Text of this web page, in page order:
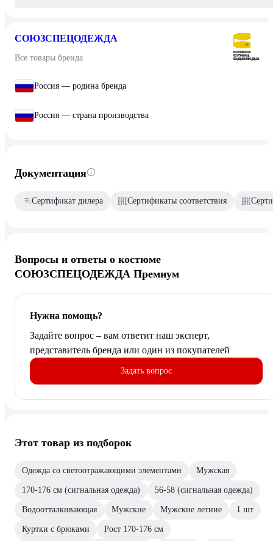
СОЮЗСПЕЦОДЕЖДА
Все товары бренда
Россия — родина бренда
Россия — страна производства
Документация
Сертификат дилера Сертификаты соответствия
Вопросы и ответы о костюме
СОЮЗСПЕЦОДЕЖДА Премиум
Нужна помощь?
Задайте вопрос – вам ответит наш эксперт,
представитель бренда или один из покупателей
Задать вопрос
Этот товар из подборок
Одежда со светоотражающими элементами Мужская
170-176 см (сигнальная одежда) 56-58 (сигнальная одежда)
Водоотталкивающая Мужские Мужские летние 1 шт
Куртки с брюками Рост 170-176 см